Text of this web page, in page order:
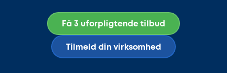
Få 3 uforpligtende tilbud
Tilmeld din virksomhed